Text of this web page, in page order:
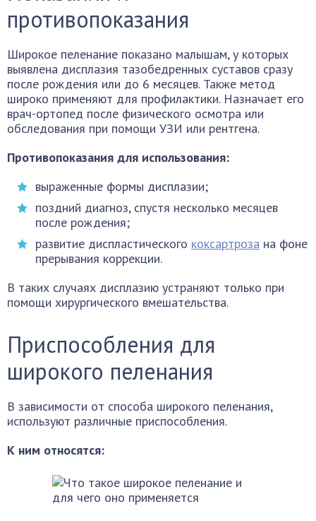
противопоказания
Широкое пеленание показано малышам, у которых
выявлена дисплазия тазобедренных суставов сразу
после рождения или до 6 месяцев. Также метод
широко применяют для профилактики. Назначает его
врач-ортопед после физического осмотра или
обследования при помощи УЗИ или рентгена.
Противопоказания для использования:
выраженные формы дисплазии;
поздний диагноз, спустя несколько месяцев
после рождения;
развитие диспластического коксартроза на фоне
прерывания коррекции.
В таких случаях дисплазию устраняют только при
помощи хирургического вмешательства.
Приспособления для
широкого пеленания
В зависимости от способа широкого пеленания,
используют различные приспособления.
К ним относятся: